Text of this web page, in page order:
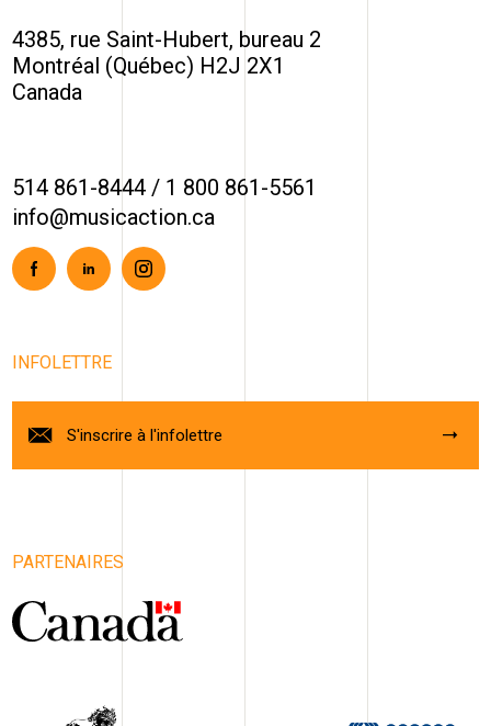
4385, rue Saint-Hubert, bureau 2
Montréal (Québec) H2J 2X1
Canada
514 861-8444 / 1 800 861-5561
info@musicaction.ca
FacebookLinkedinInstagram
INFOLETTRE
S'inscrire à l'infolettre
PARTENAIRES